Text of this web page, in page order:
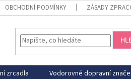
OBCHODNÍ PODMÍNKY ZÁSADY
zrcadla Vodorovné dopravní